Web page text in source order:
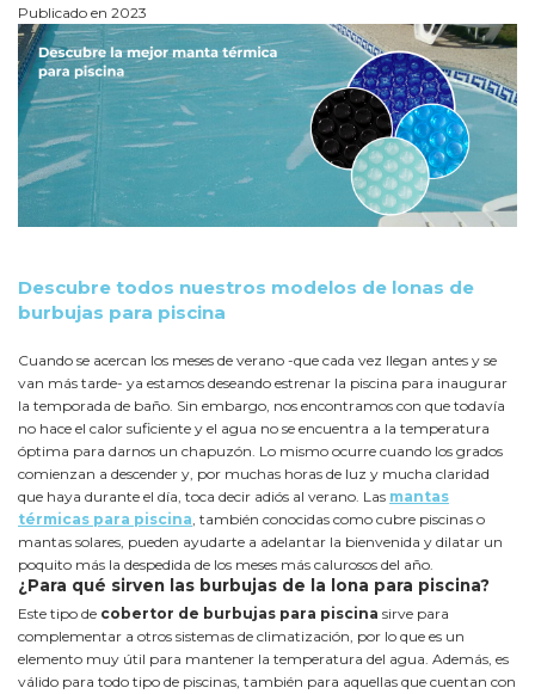
Publicado en 2023
Descubre todos nuestros modelos de lonas de
burbujas para piscina
Cuando se acercan los meses de verano -que cada vez llegan antes y se
van más tarde- ya estamos deseando estrenar la piscina para inaugurar
la temporada de baño. Sin embargo, nos encontramos con que todavía
no hace el calor suficiente y el agua no se encuentra a la temperatura
óptima para darnos un chapuzón. Lo mismo ocurre cuando los grados
comienzan a descender y, por muchas horas de luz y mucha claridad
que haya durante el día, toca decir adiós al verano. Las mantas
térmicas para piscina , también conocidas como cubre piscinas o
mantas solares, pueden ayudarte a adelantar la bienvenida y dilatar un
poquito más la despedida de los meses más calurosos del año.
¿Para qué sirven las burbujas de la lona para piscina?
Este tipo de cobertor de burbujas para piscina sirve para
complementar a otros sistemas de climatización, por lo que es un
elemento muy útil para mantener la temperatura del agua. Además, es
válido para todo tipo de piscinas, también para aquellas que cuentan con